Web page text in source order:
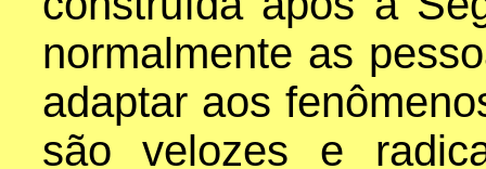
normalmente as
adaptar aos
são velozes e